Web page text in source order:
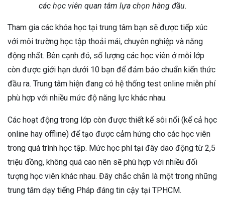
các học viên quan tâm lựa chọn hàng đầu.
Tham gia các khóa học tại trung tâm bạn sẽ được tiếp xúc
với môi trường học tập thoải mái, chuyên nghiệp và năng
động nhất. Bên cạnh đó, số lượng các học viên ở mỗi lớp
còn được giới hạn dưới 10 bạn để đảm bảo chuẩn kiến thức
đầu ra. Trung tâm hiện đang có hệ thống test online miễn phí
phù hợp với nhiều mức độ năng lực khác nhau.
Các hoạt động trong lớp còn được thiết kế sôi nổi (kể cả học
online hay offline) để tạo được cảm hứng cho các học viên
trong quá trình học tập. Mức học phí tại đây dao động từ 2,5
triệu đồng, không quá cao nên sẽ phù hợp với nhiều đối
tượng học viên khác nhau. Đây chắc chắn là một trong những
trung tâm dạy tiếng Pháp đáng tin cậy tại TPHCM.